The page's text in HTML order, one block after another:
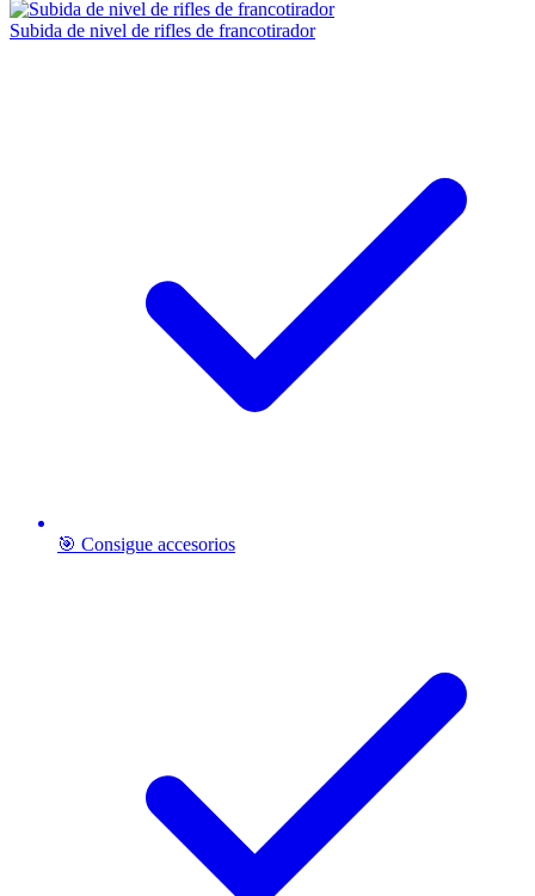
Subida de nivel de rifles de francotirador
🎯 Consigue accesorios